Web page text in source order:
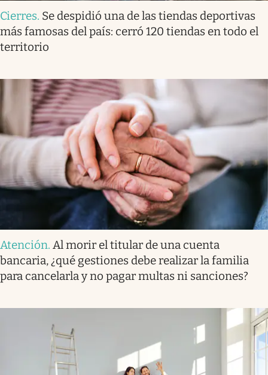
Cierres. Se despidió una de las tiendas deportivas
más famosas del país: cerró 120 tiendas en todo el
territorio
Atención. Al morir el titular de una cuenta
bancaria, ¿qué gestiones debe realizar la familia
para cancelarla y no pagar multas ni sanciones?